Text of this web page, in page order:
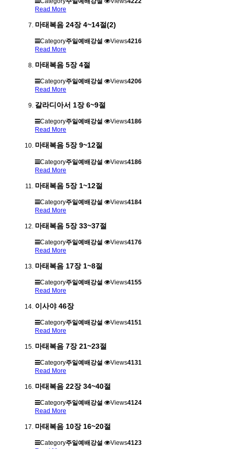
Read More
마태복음 24장 4~14절(2)
Category주일예배강설 Views4216
Read More
마태복음 5장 4절
Category주일예배강설 Views4206
Read More
갈라디아서 1장 6~9절
Category주일예배강설 Views4186
Read More
마태복음 5장 9~12절
Category주일예배강설 Views4186
Read More
마태복음 5장 1~12절
Category주일예배강설 Views4184
Read More
마태복음 5장 33~37절
Category주일예배강설 Views4176
Read More
마태복음 17장 1~8절
Category주일예배강설 Views4155
Read More
이사야 46장
Category주일예배강설 Views4151
Read More
마태복음 7장 21~23절
Category주일예배강설 Views4131
Read More
마태복음 22장 34~40절
Category주일예배강설 Views4124
Read More
마태복음 10장 16~20절
Category주일예배강설 Views4123